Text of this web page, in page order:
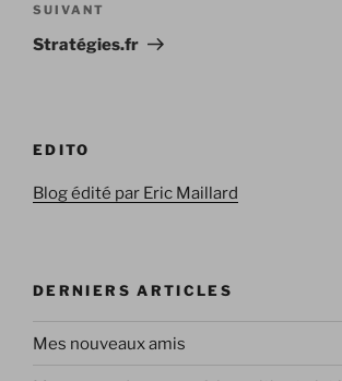
Article
suivant
SUIVANT
Stratégies.fr
EDITO
Blog édité par Eric Maillard
DERNIERS ARTICLES
Mes nouveaux amis